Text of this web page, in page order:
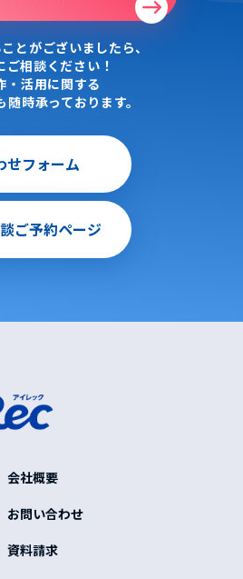
とがございましたら、
ご相談ください！
・活用に関する
時承っております。
せフォーム
ご予約ページ
会社概要
お問い合わせ
資料請求